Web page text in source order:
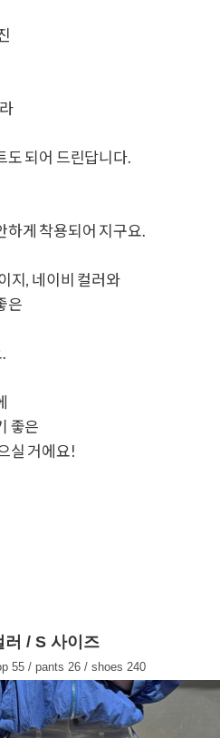
도 되어 드린답니다.
하게 착용되어 지구요.
지, 네이비 컬러와
은
좋은
실 거에요!
러 / S 사이즈
55 / pants 26 / shoes 240